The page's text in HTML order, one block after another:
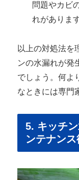
問題やカビ
れがあります
以上の対処法を
ンの水漏れが発
でしょう。何よ
なときには専門
5. キッチ
ンテナンス